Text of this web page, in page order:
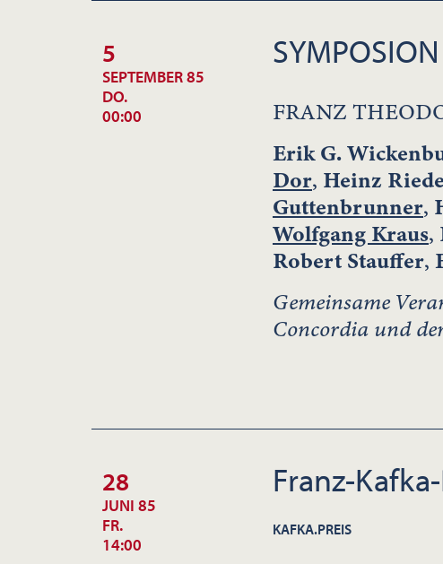
5
SEPTEMBER 85
DO.
00:00
SYMPOSION
FRANZ
Erik G.
Dor, Heinz
Guttenbrunner,
Wolfgang Kraus,
Robert Stauffer,
Gemeinsame
Concordia und
28
JUNI 85
FR.
14:00
Franz-
KAFKA.PREIS